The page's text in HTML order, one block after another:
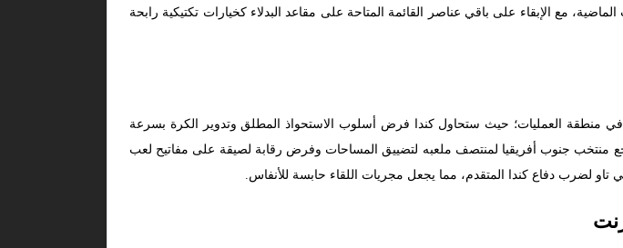
مع الإبقاء على باقي عناصر القائمة المتاحة على مقاعد البدلاء كخيارات تكتيكية رابحة
في منطقة العمليات؛ حيث ستحاول كندا فرض أسلوب الاستحواذ المطلق وتدوير الكرة بسرعة
منتخب جنوب أفريقيا لمنتصف ملعبه لتضييق المساحات وفرض رقابة لصيقة على مفاتيح لعب
تاو لضرب دفاع كندا المتقدم، مما يجعل مجريات اللقاء حابسة للأنفاس.